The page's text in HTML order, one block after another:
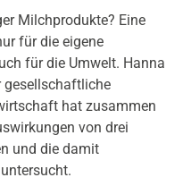
Milchprodukte? Eine
für die eigene
für die Umwelt. Hanna
gesellschaftliche
hat zusammen
von drei
und die damit